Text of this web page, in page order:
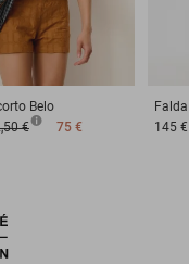
Belo
€ 75 €
Falda
145 €